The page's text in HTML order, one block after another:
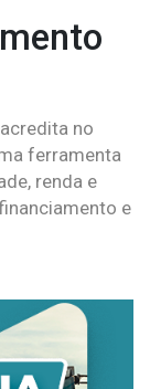
no
ferramenta
renda e
e